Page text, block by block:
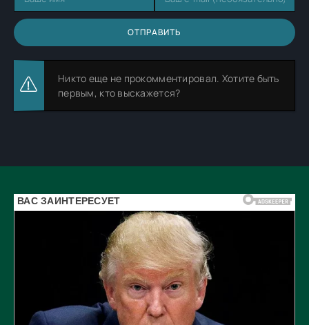
ОТПРАВИТЬ
Никто еще не прокомментировал. Хотите быть
первым, кто выскажется?